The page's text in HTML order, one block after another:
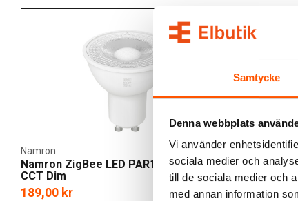
Samtycke
Denna webbplats
Vi använder
sociala medier och
till de sociala medier och
med annan information
Namron ZigBee LED PAR16 4,8W GU10
CCT Dim
Namron
189,00 kr
Namron
2700K
Namron
169,00 kr